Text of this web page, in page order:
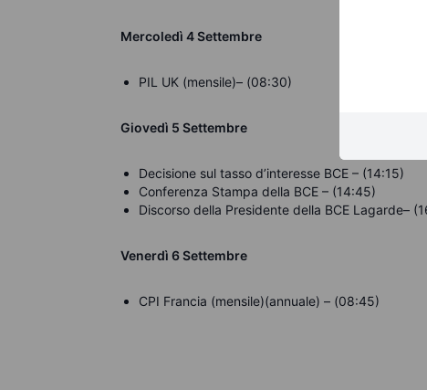
Mercoledì 4 Settembre
PIL UK (mensile)– (08:30)
Giovedì 5 Settembre
Decisione sul tasso d’interesse BCE – (14:15)
Conferenza Stampa della BCE – (14:45)
Discorso della Presidente della BCE Lagarde–
Venerdì 6 Settembre
CPI Francia (mensile)(annuale) – (08:45)